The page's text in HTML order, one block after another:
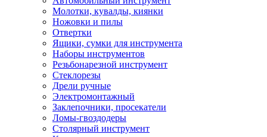
Молотки, кувалды, киянки
Ножовки и пилы
Отвертки
Ящики, сумки для инструмента
Наборы инструментов
Резьбонарезной инструмент
Стеклорезы
Дрели ручные
Электромонтажный
Заклепочники, просекатели
Ломы-гвоздодеры
Столярный инструмент